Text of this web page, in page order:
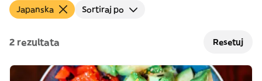
Japanska Sortiraj po
2 rezultata Resetuj